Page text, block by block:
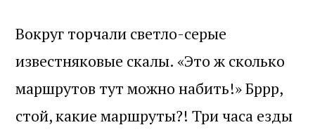
Вокруг торчали светло-серые
известняковые скалы. «Это ж сколько
маршрутов тут можно набить!» Бррр,
стой, какие маршруты?! Три часа езды